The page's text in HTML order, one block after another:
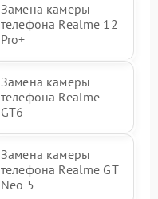
Замена камеры
телефона Realme 12
Pro+
Замена камеры
телефона Realme
GT6
Замена камеры
телефона Realme GT
Neo 5